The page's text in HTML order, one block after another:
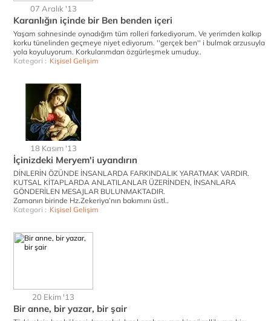
07 Aralık '13
Karanlığın içinde bir Ben benden içeri
Yaşam sahnesinde oynadığım tüm rolleri farkediyorum. Ve yerimden kalkıp
korku tünelinden geçmeye niyet ediyorum. ''gerçek ben'' i bulmak arzusuyla
yola koyuluyorum. Korkularımdan özgürleşmek umuduy..
Kategori : Kişisel Gelişim
18 Kasım '13
İçinizdeki Meryem'i uyandırın
DİNLERİN ÖZÜNDE İNSANLARDA FARKINDALIK YARATMAK VARDIR.
KUTSAL KİTAPLARDA ANLATILANLAR ÜZERİNDEN, İNSANLARA
GÖNDERİLEN MESAJLAR BULUNMAKTADIR.
Zamanın birinde Hz.Zekeriya’nın bakımını üstl..
Kategori : Kişisel Gelişim
20 Ekim '13
Bir anne, bir yazar, bir şair